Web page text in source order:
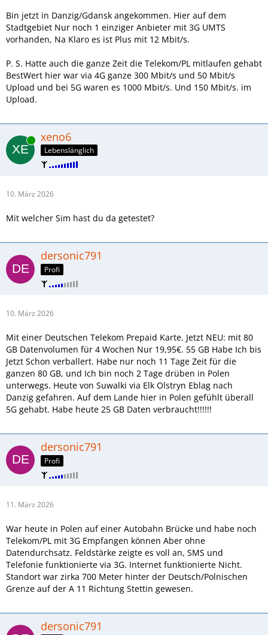
Bin jetzt in Danzig/Gdansk angekommen. Hier auf dem
Stadtgebiet Nur noch 1 einziger Anbieter mit 3G UMTS
vorhanden, Na Klaro es ist Plus mit 12 Mbit/s.
P. S. Hatte auch die ganze Zeit die Telekom/PL mitlaufen gehabt
BestWert hier war via 4G ganze 300 Mbit/s und 50 Mbit/s
Upload und bei 5G waren es 1000 Mbit/s. Und 150 Mbit/s. im
Upload.
Online xeno6
Lebenslänglich
10. März 2026
Mit welcher Sim hast du da getestet?
dersonic791
Profi
10. März 2026
Mit einer Deutschen Telekom Prepaid Karte. Jetzt NEU: mit 80
GB Datenvolumen für 4 Wochen Nur 19,95€. 55 GB Habe Ich bis
Jetzt Schon verballert. Habe nur noch 11 Tage Zeit für die
ganzen 80 GB, und Ich bin noch 2 Tage drüben in Polen
unterwegs. Heute von Suwalki via Elk Olstryn Eblag nach
Danzig gefahren. Auf dem Lande hier in Polen gefühlt überall
5G gehabt. Habe heute 25 GB Daten verbraucht!!!!!!
dersonic791
Profi
11. März 2026
War heute in Polen auf einer Autobahn Brücke und habe noch
Telekom/PL mit 3G Empfangen können Aber ohne
Datendurchsatz. Feldstärke zeigte es voll an, SMS und
Telefonie funktionierte via 3G. Internet funktionierte Nicht.
Standort war zirka 700 Meter hinter der Deutsch/Polnischen
Grenze auf der A 11 Richtung Stettin gewesen.
dersonic791